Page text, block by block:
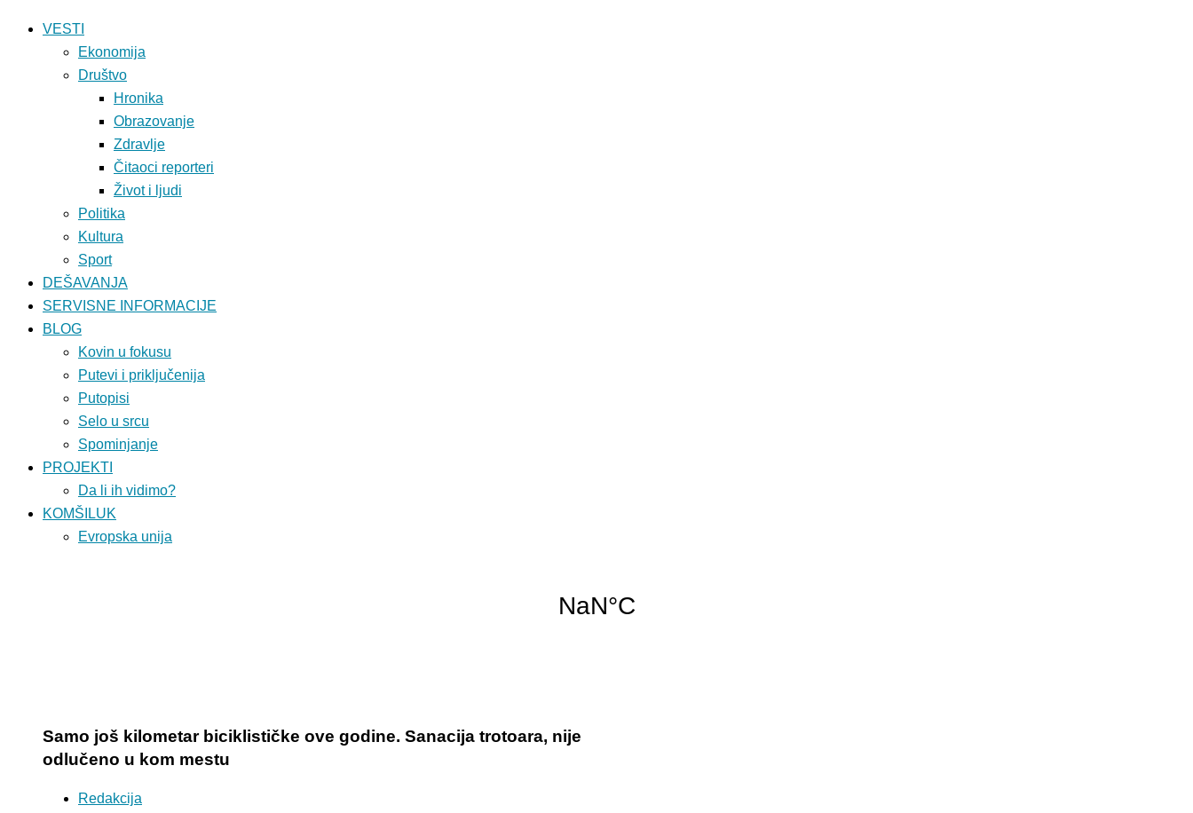
VESTI
Ekonomija
Društvo
Hronika
Obrazovanje
Zdravlje
Čitaoci reporteri
Život i ljudi
Politika
Kultura
Sport
DEŠAVANJA
SERVISNE INFORMACIJE
BLOG
Kovin u fokusu
Putevi i priključenija
Putopisi
Selo u srcu
Spominjanje
PROJEKTI
Da li ih vidimo?
KOMŠILUK
Evropska unija
Samo još kilometar biciklističke ove godine. Sanacija trotoara, nije
odlučeno u kom mestu
Redakcija